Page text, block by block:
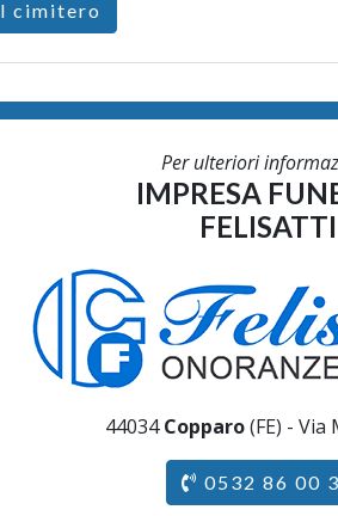
cimitero
Per ulteriori
IMPRESA
FELISATTI
44034Copparo(FE) - Via
0532 86 00